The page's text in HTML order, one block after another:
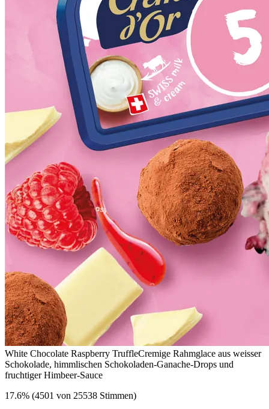
White Chocolate Raspberry TruffleCremige Rahmglace aus weisser
Schokolade, himmlischen Schokoladen-Ganache-Drops und
fruchtiger Himbeer-Sauce
17.6% (4501 von 25538 Stimmen)